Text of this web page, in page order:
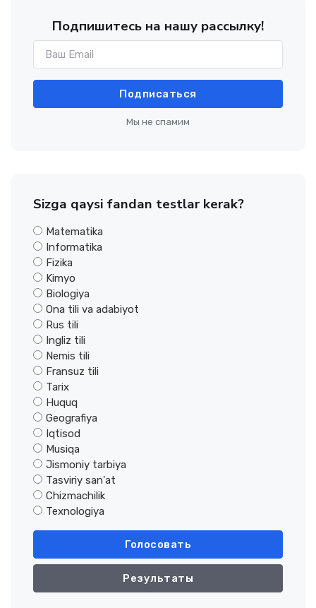
Подпишитесь на нашу рассылку!
Подписаться
Мы не спамим
Sizga qaysi fandan testlar kerak?
Matematika
Informatika
Fizika
Kimyo
Biologiya
Ona tili va adabiyot
Rus tili
Ingliz tili
Nemis tili
Fransuz tili
Tarix
Huquq
Geografiya
Iqtisod
Musiqa
Jismoniy tarbiya
Tasviriy san'at
Chizmachilik
Texnologiya
Голосовать
Результаты